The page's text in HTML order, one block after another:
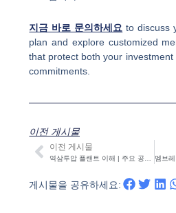
지금 바로 문의하세요 to discuss
plan and explore customized
that protect both your
commitments.
이전 게시물
이전
이전 게시물
게시물을 공유하세요: